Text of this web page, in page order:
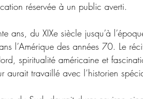
réservée à un public averti.
ans, du XIXe siècle jusqu’à
l’Amérique des années 70. Le
spiritualité américaine et
aurait travaillé avec l’historien